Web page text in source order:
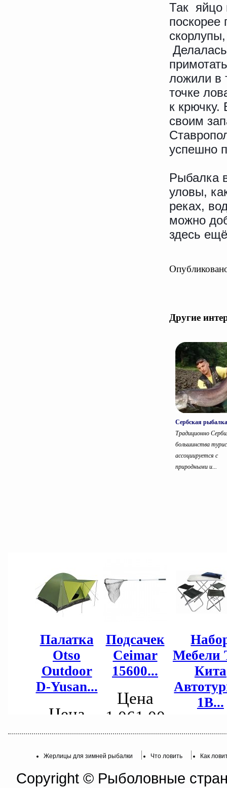
Так яйцо
поскорее
ложили в
точке
к крючку.
своим
успешно
Рыбалка
уловы,
реках,
можно
здесь
Другие
Сербская рыбалка
Традиционно
большинства
ассоциируется с
природными и...
Жерлицы для зимней рыбалки Что ловить Как
Copyright © Рыболовные